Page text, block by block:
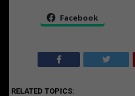
Facebook
RELATED TOPICS: